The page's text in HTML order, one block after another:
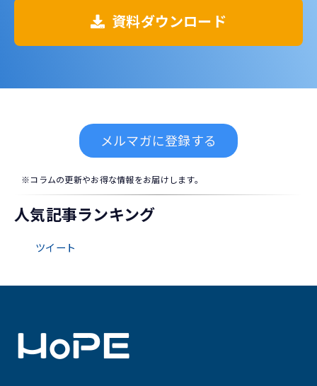
資料ダウンロード
メルマガに登録する
※コラムの更新やお得な情報をお届けします。
人気記事ランキング
ツイート